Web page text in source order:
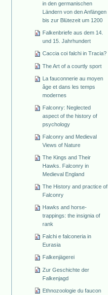
in den germanischen
Ländern von den Anfängen
bis zur Blütezeit um 1200
Falkenbriefe aus dem 14.
und 15. Jahrhundert
Caccia coi falchi in Tracia?
The Art of a courtly sport
La fauconnerie au moyen
âge et dans les temps
modernes
Falconry: Neglected
aspect of the history of
psychology
Falconry and Medieval
Views of Nature
The Kings and Their
Hawks. Falconry in
Medieval England
The History and practice of
Falconry
Hawks and horse-
trappings: the insignia of
rank
Falchi e falconeria in
Eurasia
Falkenjägerei
Zur Geschichte der
Falkenjagd
Ethnozoologie du faucon